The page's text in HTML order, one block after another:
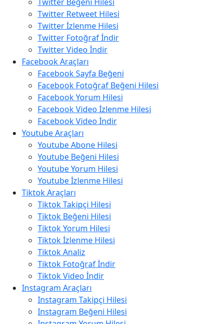
Twitter Retweet Hilesi
Twitter İzlenme Hilesi
Twitter Fotoğraf İndir
Twitter Video İndir
Facebook Araçları
Facebook Sayfa Beğeni
Facebook Fotoğraf Beğeni Hilesi
Facebook Yorum Hilesi
Facebook Video İzlenme Hilesi
Facebook Video İndir
Youtube Araçları
Youtube Abone Hilesi
Youtube Beğeni Hilesi
Youtube Yorum Hilesi
Youtube İzlenme Hilesi
Tiktok Araçları
Tiktok Takipçi Hilesi
Tiktok Beğeni Hilesi
Tiktok Yorum Hilesi
Tiktok İzlenme Hilesi
Tiktok Analiz
Tiktok Fotoğraf İndir
Tiktok Video İndir
Instagram Araçları
Instagram Takipçi Hilesi
Instagram Beğeni Hilesi